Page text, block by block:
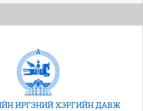
ИРГЭНИЙ ХЭРГИЙН ДАВЖ